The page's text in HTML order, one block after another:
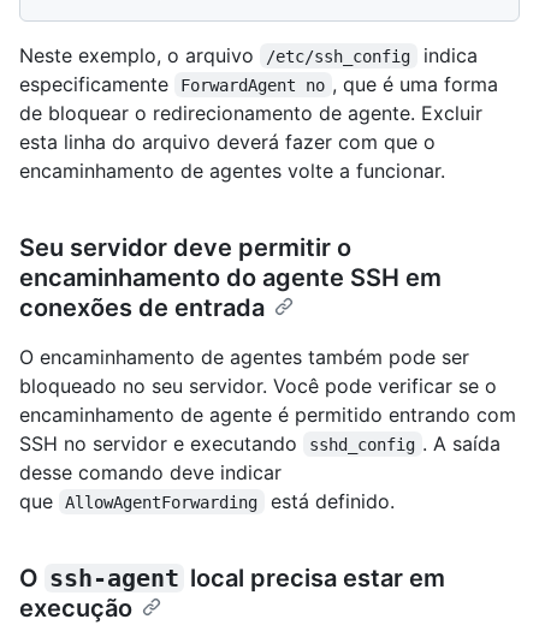
Neste exemplo, o arquivo /etc/ssh_config
indica
especificamente
ForwardAgent no , que é uma forma
de bloquear o redirecionamento de agente. Excluir
esta linha do arquivo deverá fazer com que o
encaminhamento de agentes volte a funcionar.
Seu servidor deve permitir o
encaminhamento do agente SSH em
conexões de entrada
O encaminhamento de agentes também pode ser
bloqueado no seu servidor. Você pode verificar se o
encaminhamento de agente é permitido entrando com
SSH no servidor e executando
sshd_config . A saída
desse comando deve indicar
que
AllowAgentForwarding está definido.
O ssh-agent local precisa estar em
execução